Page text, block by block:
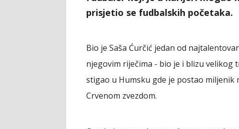
prisjetio se fudbalskih početaka.
Bio je Saša Ćurčić jedan od
njegovim riječima - bio je i blizu
stigao u Humsku gde je postao
Crvenom zvezdom.